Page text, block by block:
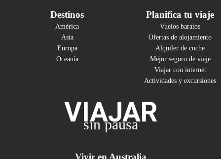
Destinos
América
Asia
Europa
Oceanía
Planifica tu viaje
Vuelos baratos
Ofertas de alojamiento
Alquiler de coche
Mejor seguro de viaje
Viajar con internet
Actividades y excursiones
VIAJAR
sin pausa
Vivir en Australia